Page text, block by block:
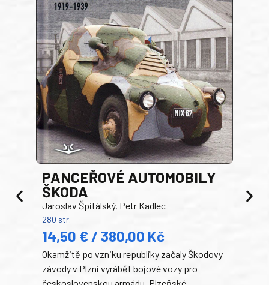
PANCEŘOVÉ AUTOMOBILY
ŠKODA
Jaroslav Špitálský, Petr Kadlec
280 str.
14,50 € / 380,00 Kč
Okamžitě po vzniku republiky začaly Škodovy
závody v Plzni vyrábět bojové vozy pro